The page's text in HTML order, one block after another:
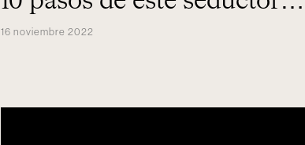
país ahora que allí es verano
16 noviembre 2022